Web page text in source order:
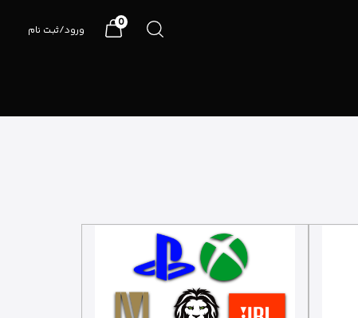
ورود/ثبت نام
0